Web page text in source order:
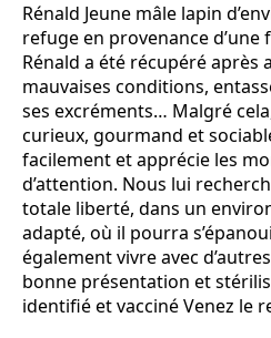
Rénald Jeune mâle lapin
refuge en provenance d’une
Rénald a été récupéré après
mauvaises conditions,
ses excréments… Malgré
curieux, gourmand et
facilement et apprécie les
d’attention. Nous lui
totale liberté, dans un
adapté, où il pourra
également vivre avec
bonne présentation et
identifié et vacciné Venez le